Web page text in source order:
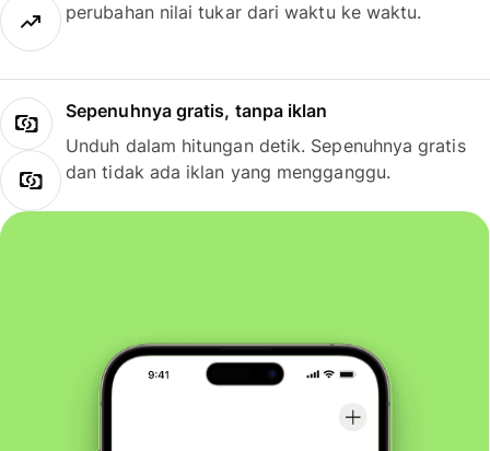
perubahan nilai tukar dari waktu ke waktu.
Sepenuhnya gratis, tanpa iklan
Unduh dalam hitungan detik. Sepenuhnya gratis
dan tidak ada iklan yang mengganggu.